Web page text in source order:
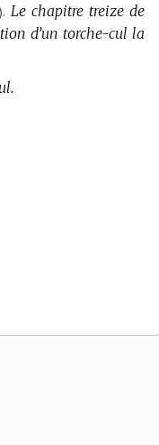
Le chapitre treize de
d’un torche-cul la